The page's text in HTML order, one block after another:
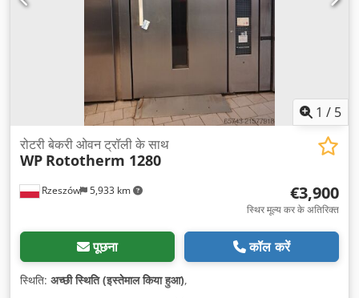
1 / 5
Rzeszów 5,933 km
रोटरी बेकरी ओवन ट्रॉली के साथ
WP Rototherm 1280
€3,900
स्थिर मूल्य कर के अतिरिक्त
पूछना कॉल करें
स्थिति: अच्छी स्थिति (इस्तेमाल किया हुआ),